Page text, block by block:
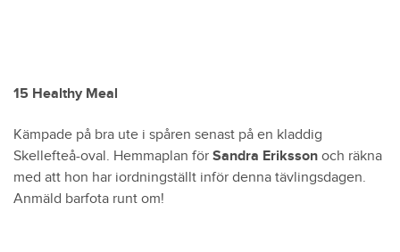
15 Healthy Meal
Kämpade på bra ute i spåren senast på en kladdig
Skellefteå-oval. Hemmaplan för Sandra Eriksson och räkna
med att hon har iordningställt inför denna tävlingsdagen.
Anmäld barfota runt om!